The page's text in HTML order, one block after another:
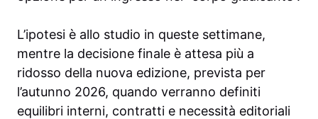
L’ipotesi è allo studio in queste settimane,
mentre la decisione finale è attesa più a
ridosso della nuova edizione, prevista per
l’autunno 2026, quando verranno definiti
equilibri interni, contratti e necessità editoriali